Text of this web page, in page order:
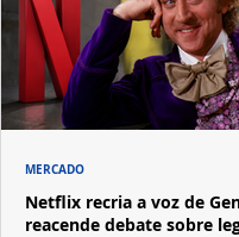
Netflix recria a voz de
reacende debate sobre
MERCADO